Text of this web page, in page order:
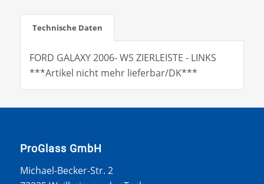
Technische Daten
FORD GALAXY 2006- WS ZIERLEISTE - LINKS
***Artikel nicht mehr lieferbar/DK***
ProGlass GmbH
Michael-Becker-Str. 2